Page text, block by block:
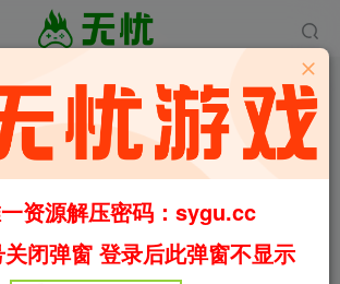
游戏网-永远免费！
资源解压密码：sygu.cc
闭弹窗 登录后此弹窗不显示